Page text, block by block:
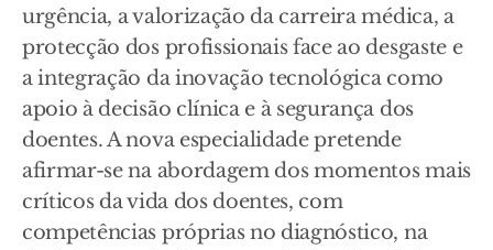
urgência, a valorização da carreira médica, a
protecção dos profissionais face ao desgaste e
a integração da inovação tecnológica como
apoio à decisão clínica e à segurança dos
doentes. A nova especialidade pretende
afirmar-se na abordagem dos momentos mais
críticos da vida dos doentes, com
competências próprias no diagnóstico, na